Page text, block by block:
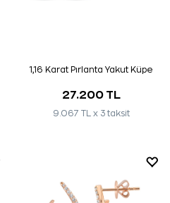
1,16 Karat Pırlanta Yakut Küpe
27.200 TL
9.067 TL x 3 taksit